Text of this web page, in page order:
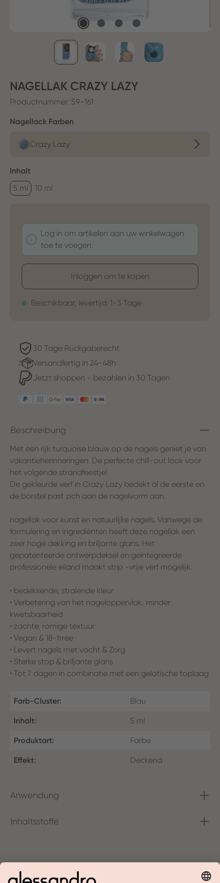
NAGELLAK CRAZY LAZY
Productnummer: 59-161
Selecteer
Nagellack Farben
Crazy Lazy
Selecteer
Inhalt
5 ml
10 ml
Log in om artikelen aan uw winkelwagen
toe te voegen.
Inloggen om te kopen
Beschikbaar, levertijd: 1-3 Tage
30 Tage Rückgaberecht
Versandfertig in 24-48h
Jetzt shoppen - bezahlen in 30 Tagen
Beschreibung
Met een rijk turquoise blauw op de nagels geniet je van
vakantieherinneringen. De perfecte chill-out look voor
het volgende strandfeestje!
De gekleurde verf in Crazy Lazy bedekt al de eerste en
de borstel past zich aan de nagelvorm aan.
nagellak voor kunst en natuurlijke nagels. Vanwege de
formulering en ingrediënten heeft deze nagellak een
zeer hoge dekking en briljante glans. Het
gepatenteerde ontwerpdeksel en geïntegreerde
professionele eiland maakt strip -vrije verf mogelijk.
• bedekkende, stralende kleur
• Verbetering van het nageloppervlak, minder
kwetsbaarheid
• zachte, romige textuur
• Vegan & 18-frree
• Levert nagels met vocht & Zorg
• Sterke stop & briljante glans
• Tot 7 dagen in combinatie met een gelatische toplaag
Farb-Cluster: Blau
Inhalt: 5 ml
Produktart: Farbe
Effekt: Deckend
Anwendung
Inhaltsstoffe